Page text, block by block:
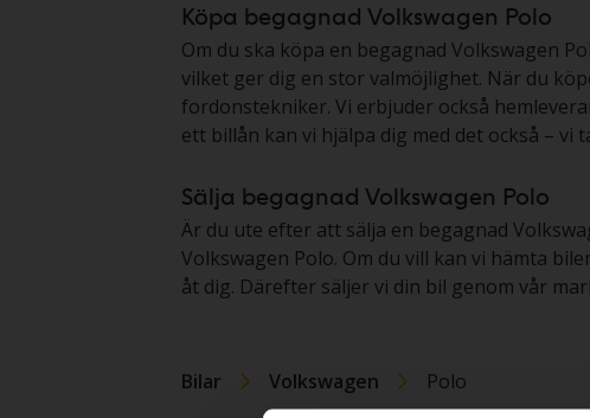
Köpa begagnad Volkswagen Polo
Om du ska köpa en begagnad Volkswagen
vilket ger dig en stor valmöjlighet. När du
fordonstekniker. Vi erbjuder också
ett billån kan vi hjälpa dig med det också – vi
Sälja begagnad Volkswagen Polo
Är du ute efter att sälja en begagnad
Volkswagen Polo. Om du vill kan vi hämta
åt dig. Därefter säljer vi din bil genom vår
Bilar Volkswagen Polo